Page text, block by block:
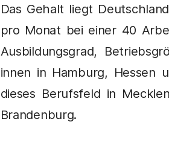
Das Gehalt liegt
pro Monat bei einer 40
Ausbildungsgrad,
innen in Hamburg, Hessen
dieses Berufsfeld in
Brandenburg.